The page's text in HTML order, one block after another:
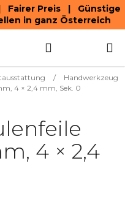
Fairer Preis | Günstige
in ganz Österreich
/
Handwerkzeug
4 × 2,4 mm, Sek. 0
4 × 2,4